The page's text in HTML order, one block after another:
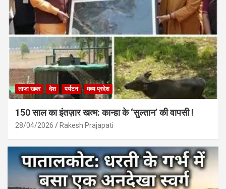
ताजा खबर देश पर्यटन मध्य प्रदेश
150 साल का इंतज़ार खत्म: कान्हा के ‘सुल्तान’ की वापसी !
28/04/2026 Rakesh Prajapati